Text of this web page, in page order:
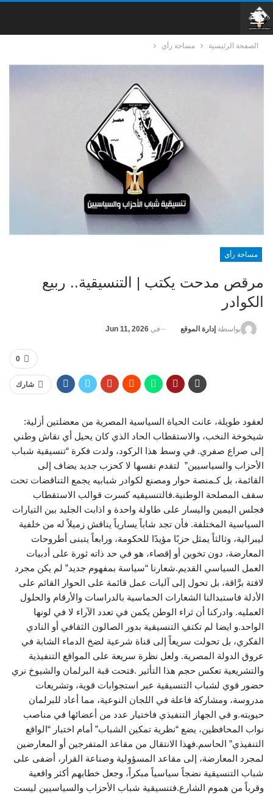
الصفحة الرئيسية مساحة رأي
مساحة رأي
مرقص مدحت يكتب | التنسيقية.. ربيع
الكوادر
بواسطة إدارة الموقع في Jun 11, 2026
0
شارك
لعقود طويلة، عانت الحياة السياسية المصرية من معضلتين أزلية:
شيخوخة النخب، والاستقطاب الحاد الذي كان يحيل أي نقاش وطني
إلى صراع صفري. في وسط هذا الركود، ولدت فكرة “تنسيقية شباب
الأحزاب والسياسيين” لتقدم نفسها لا كحزب جديد يضاف إلى
القائمة، بل كـمنصة حوار ومصنع لكوادر شبابيه يجمع التناقضات تحت
سقف المصلحة الوطنية.فالتنسيقيه كسرت قوالب الاستقطاب
فجلس اليمين واليسار على طاولة واحدة و اذابت الجليد بين التيارات
السياسية المختلفة. فأن تجد شاباً يسارياً يناقش زميلاً له من خلفية
ليبرالية، وثالثاً يمثل حزبًا مؤيدًا للحكومة، ورابعاً يتبنى أطروحات
المعارضة، دون تخوين أو إقصاء، هو في حد ذاته ثورة على أدبيات
العمل السياسي القديم.شعارنا “سياسة بمفهوم جديد” لم يكن مجرد
لافتة برَّاقة، بل تحول إلى آليات عمل قائمة على الحوار القائم على
الأدلة فاستبدالنا الشعارات الحماسية بالدراسات والأرقام والحلول
العمليه. وادركنا أن ثراء الوطن يكمن في تعدد الآراء لا في لونها
الواحد.و ايضا لم تكتفِ التنسيقية بدور الصالون الثقافي أو النادي
الفكري، بل تحولت سريعاً إلى قناة شرعية لضخ الدماء الشابة في
عروق الدولة المصرية. ولعل نظرة سريعة على المواقع التنفيذية
والتشريعية تعكس حجم هذا التأثير .فتحت قبة البرلمان والشيوخ نري
حضور قوي لشباب التنسيقية عبر استجوابات قوية، وتشريعات
مدروسة، ومشاركة فاعلة في اللجان النوعية، مما أعاد للبرلمان
حيويته.و في الجهاز التنفيذي فاختيار عدد من أعضائها في مناصب
نواب المحافظين، يضع “نظرية تمكين الشباب” أمام اختبار “الواقع
التنفيذي” الحاسم.فهذا الانتقال من مقاعد المتفرجين أو المعارضين
لمجرد المعارضة، إلى مقاعد المسؤولية وصناعة القرار، أضفى على
شباب التنسيقية نضجاً سياسياً مبكراً، وجعل خطابهم أكثر واقعية
وقرباً من هموم الشارع.فتنسيقية شباب الأحزاب والسياسيين ليست